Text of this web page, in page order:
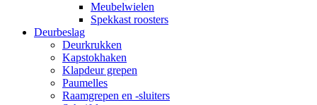
Meubelwielen
Spekkast roosters
Deurbeslag
Deurkrukken
Kapstokhaken
Klapdeur grepen
Paumelles
Raamgrepen en -sluiters